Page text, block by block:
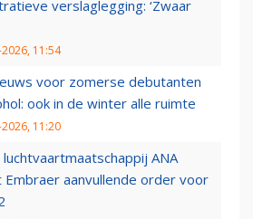
verslaglegging: ‘Zwaar
11:54
voor zomerse debutanten
ook in de winter alle ruimte
11:20
luchtvaartmaatschappij ANA
aanvullende order voor